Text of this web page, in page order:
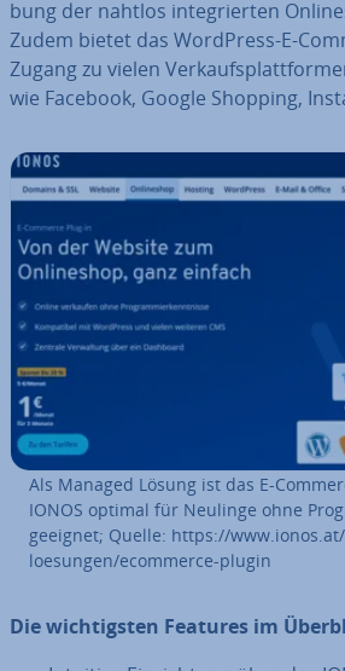
bung der nahtlos in­te­grier­ten
Zudem bietet das WordPress-E-
Zugang zu vielen
wie Facebook, Google Shopping,
Als Managed Lösung ist das E-
IONOS optimal für Neulinge ohne
geeignet; Quelle: https://
loesungen/ecommerce-plugin
Die wich­tigs­ten Features im